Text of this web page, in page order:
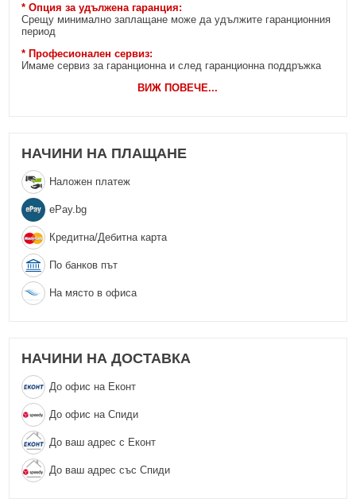
* Опция за удължена гаранция:
Срещу минимално заплащане може да удължите гаранционния
период
* Професионален сервиз:
Имаме сервиз за гаранционна и след гаранционна поддръжка
ВИЖ ПОВЕЧЕ...
НАЧИНИ НА ПЛАЩАНЕ
Наложен платеж
еPay.bg
Кредитна/Дебитна карта
По банков път
На място в офиса
НАЧИНИ НА ДОСТАВКА
До офис на Еконт
До офис на Спиди
До ваш адрес с Еконт
До ваш адрес със Спиди